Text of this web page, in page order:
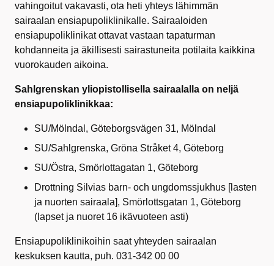
vahingoitut vakavasti, ota heti yhteys lähimmän
sairaalan ensiapupoliklinikalle. Sairaaloiden
ensiapupoliklinikat ottavat vastaan tapaturman
kohdanneita ja äkillisesti sairastuneita potilaita kaikkina
vuorokauden aikoina.
Sahlgrenskan yliopistollisella sairaalalla on neljä
ensiapupoliklinikkaa:
SU/Mölndal, Göteborgsvägen 31, Mölndal
SU/Sahlgrenska, Gröna Stråket 4, Göteborg
SU/Östra, Smörlottagatan 1, Göteborg
Drottning Silvias barn- och ungdomssjukhus [lasten
ja nuorten sairaala], Smörlottsgatan 1, Göteborg
(lapset ja nuoret 16 ikävuoteen asti)
Ensiapupoliklinikoihin saat yhteyden sairaalan
keskuksen kautta, puh. 031-342 00 00